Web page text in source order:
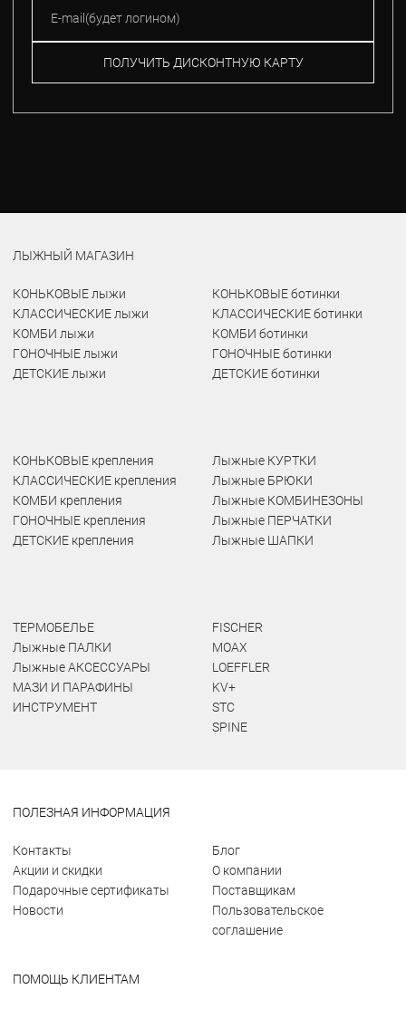
ПОЛУЧИТЬ ДИСКОНТНУЮ КАРТУ
ЛЫЖНЫЙ МАГАЗИН
КОНЬКОВЫЕ лыжи
КЛАССИЧЕСКИЕ лыжи
КОМБИ лыжи
ГОНОЧНЫЕ лыжи
ДЕТСКИЕ лыжи
КОНЬКОВЫЕ ботинки
КЛАССИЧЕСКИЕ ботинки
КОМБИ ботинки
ГОНОЧНЫЕ ботинки
ДЕТСКИЕ ботинки
КОНЬКОВЫЕ крепления
КЛАССИЧЕСКИЕ крепления
КОМБИ крепления
ГОНОЧНЫЕ крепления
ДЕТСКИЕ крепления
Лыжные КУРТКИ
Лыжные БРЮКИ
Лыжные КОМБИНЕЗОНЫ
Лыжные ПЕРЧАТКИ
Лыжные ШАПКИ
ТЕРМОБЕЛЬЕ
Лыжные ПАЛКИ
Лыжные АКСЕССУАРЫ
МАЗИ И ПАРАФИНЫ
ИНСТРУМЕНТ
FISCHER
MOAX
LOEFFLER
KV+
STC
SPINE
ПОЛЕЗНАЯ ИНФОРМАЦИЯ
Контакты
Акции и скидки
Подарочные сертификаты
Новости
Блог
О компании
Поставщикам
Пользовательское
соглашение
ПОМОЩЬ КЛИЕНТАМ